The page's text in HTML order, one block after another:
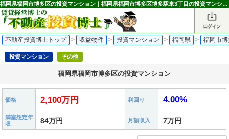
福岡県福岡市博多区の投資マンション｜福岡県福岡市博多区博多駅東3丁目の投資マンション 2,100万円 東比恵駅｜不動産投資博士
不動産投資博士トップ > 収益物件 > 投資マンション > 福岡県 > 福岡市
投資マンション その他
福岡県福岡市博多区の投資マンション
価格 2,100万円 利回り 4.00%
満室想定年
収
84万円 月額収入 7万円